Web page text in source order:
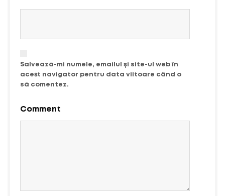
Salvează-mi numele, emailul și site-ul web în
acest navigator pentru data viitoare când o
să comentez.
Comment